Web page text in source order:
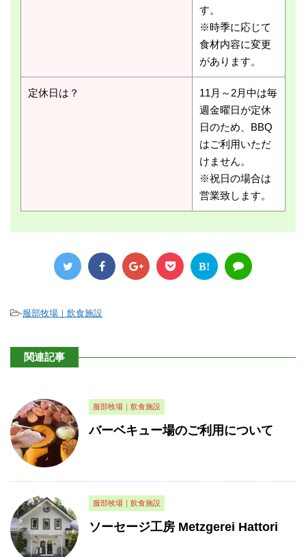
す。
※時季に応じて
食材内容に変更
があります。
定休日は？
11月～2月中は毎
週金曜日が定休
日のため、BBQ
はご利用いただ
けません。
※祝日の場合は
営業致します。
B!
-服部牧場｜飲食施設
関連記事
服部牧場｜飲食施設
バーベキュー場のご利用について
服部牧場｜飲食施設
ソーセージ工房 Metzgerei Hattori